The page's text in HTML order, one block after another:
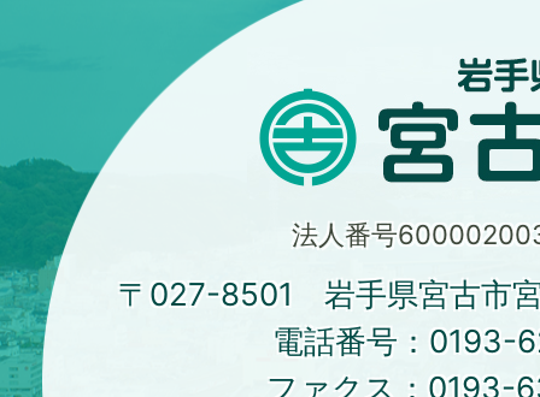
法人番号
〒027-8501 岩手県宮古市
電話番号： 0193-
ファクス： 0193-